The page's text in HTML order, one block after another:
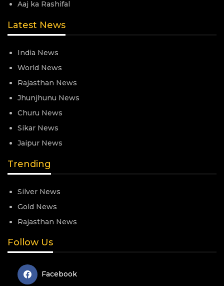
Aaj ka Rashifal
Latest News
India News
World News
Rajasthan News
Jhunjhunu News
Churu News
Sikar News
Jaipur News
Trending
Silver News
Gold News
Rajasthan News
Follow Us
Facebook